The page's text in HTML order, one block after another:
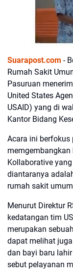
Suarapost.com -
Rumah Sakit
Pasuruan
United States
USAID) yang di
Kantor Bidang
Acara ini berfokus
Kollaborative
diantaranya
rumah sakit
Menurut Direktur
kedatangan tim
merupakan
dapat melihat
dan bayi baru
sebut pelayanan